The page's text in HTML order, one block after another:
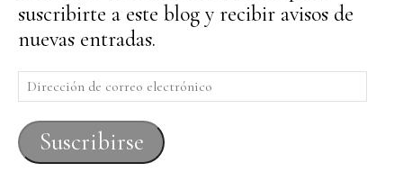
suscribirte a este blog y recibir avisos de
nuevas entradas.
Dirección
de
correo
electrónico
Suscribirse